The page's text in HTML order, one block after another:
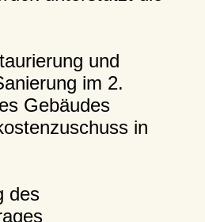
und
im 2.
Gebäudes
in
des